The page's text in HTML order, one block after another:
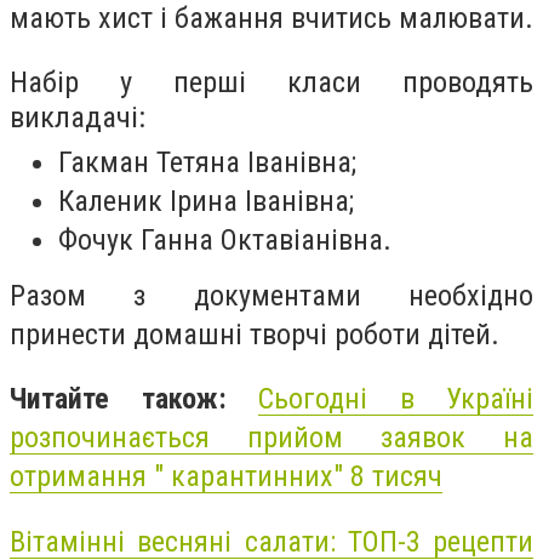
мають хист і бажання вчитись малювати.
Набір у перші класи проводять
викладачі:
Гакман Тетяна Іванівна;
Каленик Ірина Іванівна;
Фочук Ганна Октавіанівна.
Разом з документами необхідно
принести домашні творчі роботи дітей.
Читайте також: Сьогодні в Україні
розпочинається прийом заявок на
отримання " карантинних" 8 тисяч
Вітамінні весняні салати: ТОП-3 рецепти